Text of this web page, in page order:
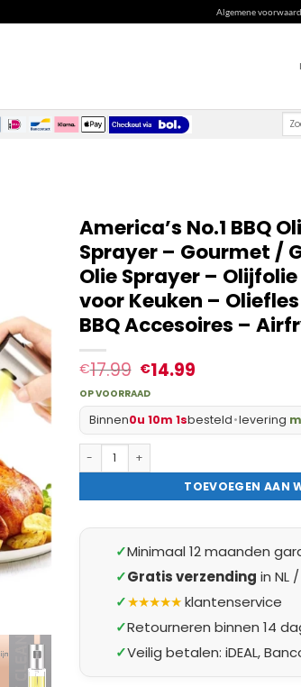
Algemene
America’s No.1 BBQ
Sprayer – Gourmet /
Olie Sprayer –
voor Keuken –
BBQ Accesoires –
€17.99 €14.99
OP VOORRAAD
Binnen0u 10m 0sbesteld•levering
America's No.1 BBQ Oliesprayer -
TOEVOEGEN AAN
✓Minimaal 12 maanden
✓Gratis verzending in NL
✓★★★★★klantenservice
✓Retourneren binnen 14
✓Veilig betalen: iDEAL,